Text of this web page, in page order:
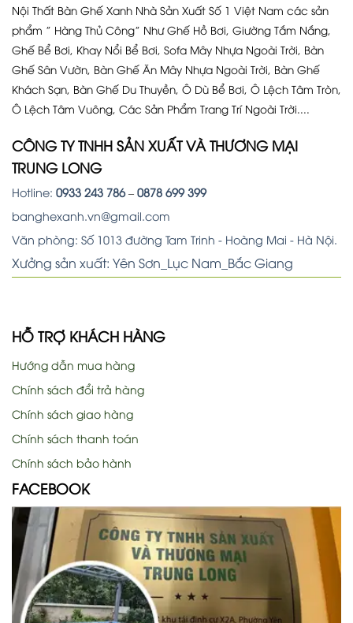
Nội Thất Bàn Ghế Xanh Nhà Sản Xuất Số 1 Việt Nam các sản
phẩm ” Hàng Thủ Công” Như Ghế Hồ Bơi, Giường Tắm Nắng,
Ghế Bể Bơi, Khay Nổi Bể Bơi, Sofa Mây Nhựa Ngoài Trời, Bàn
Ghế Sân Vườn, Bàn Ghế Ăn Mây Nhựa Ngoài Trời, Bàn Ghế
Khách Sạn, Bàn Ghế Du Thuyền, Ô Dù Bể Bơi, Ô Lệch Tâm Tròn,
Ô Lệch Tâm Vuông, Các Sản Phẩm Trang Trí Ngoài Trời....
CÔNG TY TNHH SẢN XUẤT VÀ THƯƠNG MẠI
TRUNG LONG
Hotline: 0933 243 786– 0878 699 399
banghexanh.vn@gmail.com
Văn phòng: Số 1013 đường Tam Trinh - Hoàng Mai - Hà Nội.
Xưởng sản xuất: Yên Sơn_Lục Nam_Bắc Giang
HỖ TRỢ KHÁCH HÀNG
Hướng dẫn mua hàng
Chính sách đổi trả hàng
Chính sách giao hàng
Chính sách thanh toán
Chính sách bảo hành
FACEBOOK